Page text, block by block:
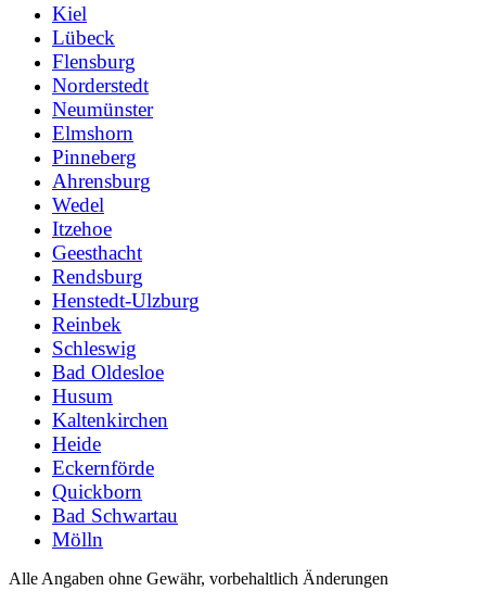
Kiel
Lübeck
Flensburg
Norderstedt
Neumünster
Elmshorn
Pinneberg
Ahrensburg
Wedel
Itzehoe
Geesthacht
Rendsburg
Henstedt-Ulzburg
Reinbek
Schleswig
Bad Oldesloe
Husum
Kaltenkirchen
Heide
Eckernförde
Quickborn
Bad Schwartau
Mölln
Alle Angaben ohne Gewähr, vorbehaltlich Änderungen